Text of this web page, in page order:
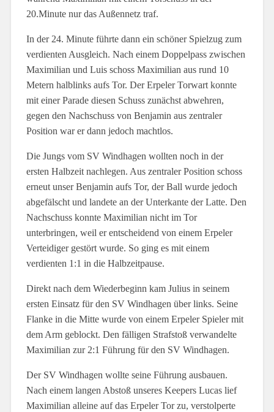
20.Minute nur das Außennetz traf.
In der 24. Minute führte dann ein schöner Spielzug zum
verdienten Ausgleich. Nach einem Doppelpass zwischen
Maximilian und Luis schoss Maximilian aus rund 10
Metern halblinks aufs Tor. Der Erpeler Torwart konnte
mit einer Parade diesen Schuss zunächst abwehren,
gegen den Nachschuss von Benjamin aus zentraler
Position war er dann jedoch machtlos.
Die Jungs vom SV Windhagen wollten noch in der
ersten Halbzeit nachlegen. Aus zentraler Position schoss
erneut unser Benjamin aufs Tor, der Ball wurde jedoch
abgefälscht und landete an der Unterkante der Latte. Den
Nachschuss konnte Maximilian nicht im Tor
unterbringen, weil er entscheidend von einem Erpeler
Verteidiger gestört wurde. So ging es mit einem
verdienten 1:1 in die Halbzeitpause.
Direkt nach dem Wiederbeginn kam Julius in seinem
ersten Einsatz für den SV Windhagen über links. Seine
Flanke in die Mitte wurde von einem Erpeler Spieler mit
dem Arm geblockt. Den fälligen Strafstoß verwandelte
Maximilian zur 2:1 Führung für den SV Windhagen.
Der SV Windhagen wollte seine Führung ausbauen.
Nach einem langen Abstoß unseres Keepers Lucas lief
Maximilian alleine auf das Erpeler Tor zu, verstolperte